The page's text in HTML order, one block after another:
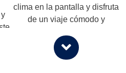
clima en la pantalla y disfruta
de un viaje cómodo y